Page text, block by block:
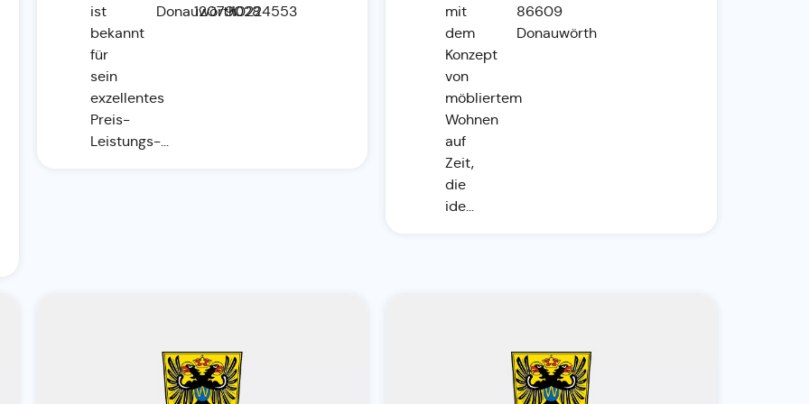
ist
bekannt
für
sein
exzellentes
Preis-
Leistungs-...
Donauwörth
1207902810224553
mit
dem
Konzept
von
möbliertem
Wohnen
auf
Zeit,
die
ide...
86609
Donauwörth